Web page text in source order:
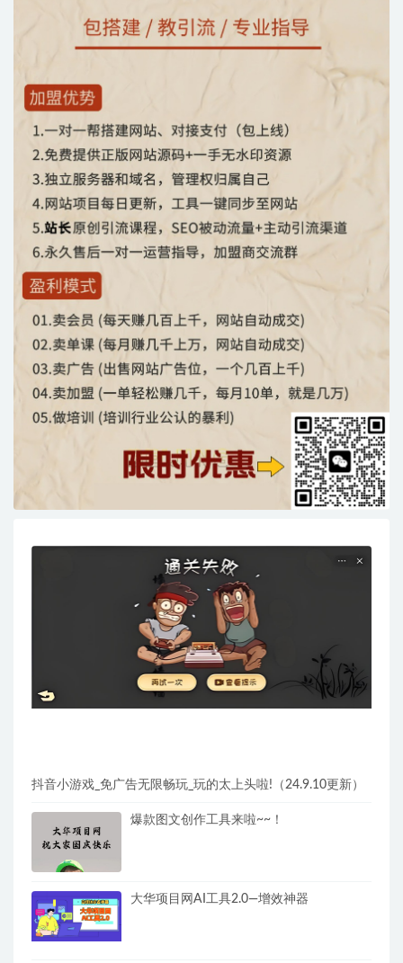
抖音小游戏_免广告无限畅玩_玩的太上头啦!（24.9.10更新）
爆款图文创作工具来啦~~！
大华项目网AI工具2.0—增效神器